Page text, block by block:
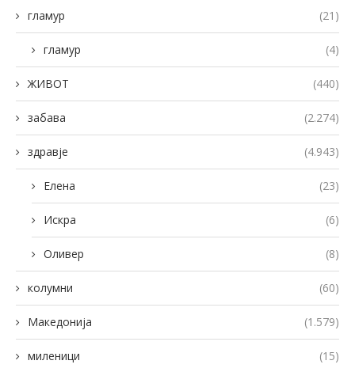
гламур (21)
гламур (4)
ЖИВОТ (440)
забава (2.274)
здравје (4.943)
Елена (23)
Искра (6)
Оливер (8)
колумни (60)
Македонија (1.579)
миленици (15)